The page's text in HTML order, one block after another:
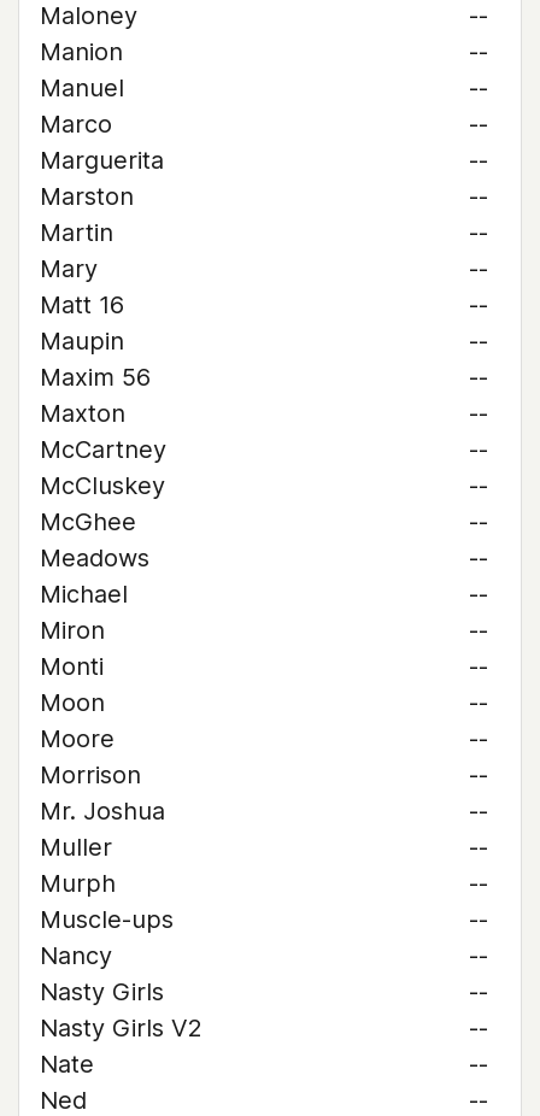
Maloney
--
Manion
--
Manuel
--
Marco
--
Marguerita
--
Marston
--
Martin
--
Mary
--
Matt 16
--
Maupin
--
Maxim 56
--
Maxton
--
McCartney
--
McCluskey
--
McGhee
--
Meadows
--
Michael
--
Miron
--
Monti
--
Moon
--
Moore
--
Morrison
--
Mr. Joshua
--
Muller
--
Murph
--
Muscle-ups
--
Nancy
--
Nasty Girls
--
Nasty Girls V2
--
Nate
--
Ned
--